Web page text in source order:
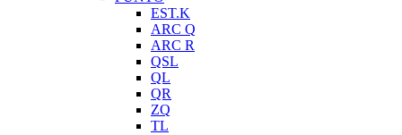
EST.K
ARC Q
ARC R
QSL
QL
QR
ZQ
TL